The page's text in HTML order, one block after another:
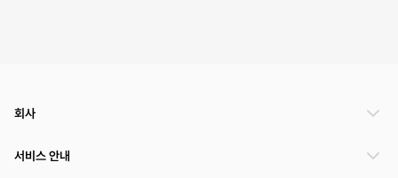
회사
서비스 안내